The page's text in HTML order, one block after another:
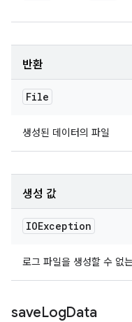
반환
File
생성된 데이터의 파일
생성 값
IOException
로그 파일을 생성할 수 없
saveLogData